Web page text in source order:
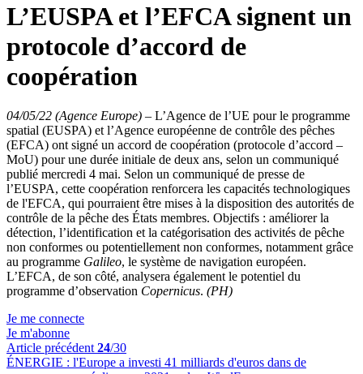
L’EUSPA et l’EFCA signent un
protocole d’accord de
coopération
04/05/22 (Agence Europe) – L’Agence de l’UE pour le programme
spatial (EUSPA) et l’Agence européenne de contrôle des pêches
(EFCA) ont signé un accord de coopération (protocole d’accord –
MoU) pour une durée initiale de deux ans, selon un communiqué
publié mercredi 4 mai. Selon un communiqué de presse de
l’EUSPA, cette coopération renforcera les capacités technologiques
de l'EFCA, qui pourraient être mises à la disposition des autorités de
contrôle de la pêche des États membres. Objectifs : améliorer la
détection, l’identification et la catégorisation des activités de pêche
non conformes ou potentiellement non conformes, notamment grâce
au programme Galileo, le système de navigation européen.
L’EFCA, de son côté, analysera également le potentiel du
programme d’observation Copernicus. (PH)
Je me connecte
Je m'abonne
Article précédent 24/30
ÉNERGIE : l'Europe a investi 41 milliards d'euros dans de